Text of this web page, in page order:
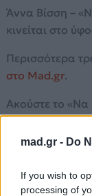
mad.gr - Do
If you wish to
processing of
Άννα Βίσση –
κινείται στο
Περισσότερα
στο Mad.gr.
Ακούστε το «Να
στο Mad.gr.
Στίχοι